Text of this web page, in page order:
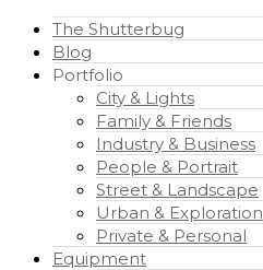
The Shutterbug
Blog
Portfolio
City & Lights
Family & Friends
Industry & Business
People & Portrait
Street & Landscape
Urban & Exploration
Private & Personal
Equipment